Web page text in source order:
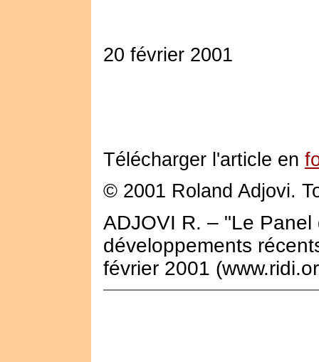
20 février 2001
Télécharger l'article en
© 2001 Roland Adjovi.
ADJOVI R. – "Le
développements
février 2001